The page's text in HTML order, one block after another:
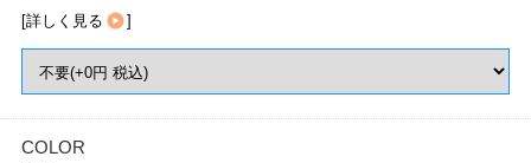
[詳しく見る ]
COLOR